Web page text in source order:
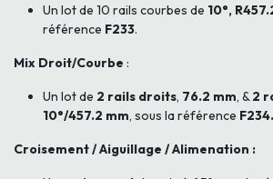
Un lot de 10 rails courbes de 10°,
référence F233.
Mix Droit/Courbe :
Un lot de 2 rails droits, 76.2 mm, &2
10°/457.2 mm, sous la référence F234.
Croisement / Aiguillage / Alimenation :